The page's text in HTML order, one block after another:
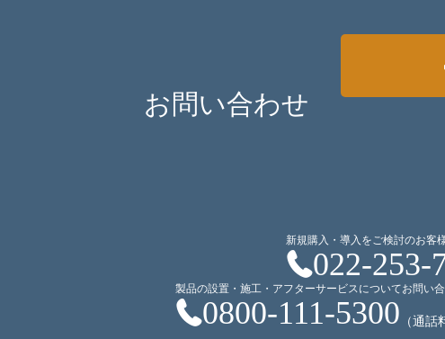
お問い合わせ
新規購入・導入をご検討のお客
022-253-
製品の設置・施工・アフターサービスについてお問い
0800-111-5300 （通話